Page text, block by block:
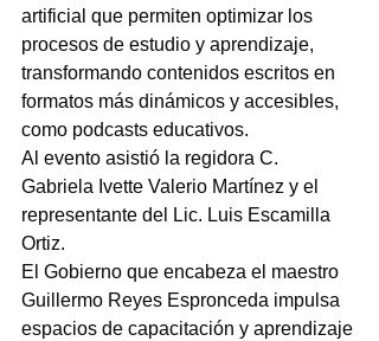
artificial que permiten optimizar los
procesos de estudio y aprendizaje,
transformando contenidos escritos en
formatos más dinámicos y accesibles,
como podcasts educativos.
Al evento asistió la regidora C.
Gabriela Ivette Valerio Martínez y el
representante del Lic. Luis Escamilla
Ortiz.
El Gobierno que encabeza el maestro
Guillermo Reyes Espronceda impulsa
espacios de capacitación y aprendizaje